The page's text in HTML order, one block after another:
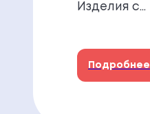
Изделия с…
Подробнее